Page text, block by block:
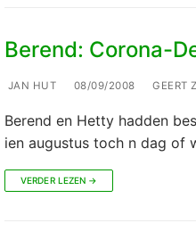
Berend: Corona-
JAN HUT 08/09/2008 GEERT
Berend en Hetty hadden
ien augustus toch n dag of
VERDER LEZEN →